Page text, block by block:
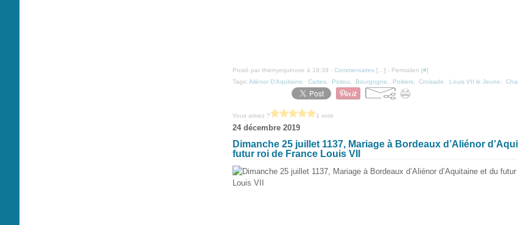
Posté par thierryequinoxe à 18:39 - Commentaires [ ] - Permalien [#]
Tags: Aliénor D'Aquitaine Cartes Poitou Bourgogne Poitiers Croisade Louis VII le Jeune
Vous aimez ? 1 vote
24 décembre 2019
Dimanche 25 juillet 1137, Mariage à Bordeaux d’Aliénor
futur roi de France Louis VII